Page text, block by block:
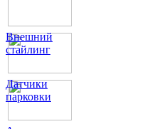
Внешний
стайлинг
Датчики
парковки